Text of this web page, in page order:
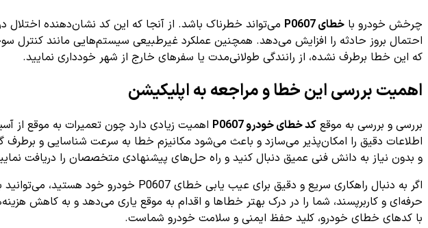
چرخش خودرو با خطای P0607
می‌تواند خطرناک باشد. از آنجا که این کد نشان‌دهنده
احتمال بروز حادثه را افزایش می‌دهد. همچنین عملکرد غیرطبیعی سیستم‌هایی مانند کنترل
که این خطا برطرف نشده، از رانندگی طولانی‌مدت یا سفرهای خارج از شهر خودداری نمایید.
اهمیت بررسی این خطا و مراجعه به اپلیکیشن
بررسی و بررسی به موقع کد خطای خودرو P0607
اهمیت زیادی دارد چون تعمیرات به موقع
و بدون نیاز به دانش فنی عمیق دنبال کنید و راه حل‌های پیشنهادی متخصصان را دریافت
اگر به دنبال راهکاری سریع و دقیق برای عیب یابی خطای P0607 خودرو خود هستید، می‌توانید با استفاده از
حرفه‌ای و کاربرپسند، شما را در درک بهتر خطاها و اقدام به موقع یاری می‌دهد و به کاهش
با کدهای خطای خودرو، کلید حفظ ایمنی و سلامت خودرو شماست.